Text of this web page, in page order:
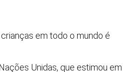
em todo o mundo é
Unidas, que estimou em